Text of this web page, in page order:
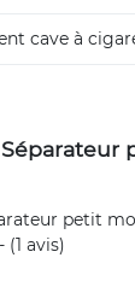
cave à
petit
- (1 avis)